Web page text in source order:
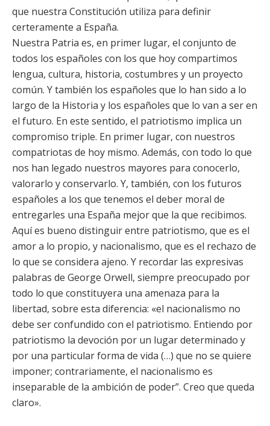
que nuestra Constitución utiliza para definir
certeramente a España.
Nuestra Patria es, en primer lugar, el conjunto de
todos los españoles con los que hoy compartimos
lengua, cultura, historia, costumbres y un proyecto
común. Y también los españoles que lo han sido a lo
largo de la Historia y los españoles que lo van a ser en
el futuro. En este sentido, el patriotismo implica un
compromiso triple. En primer lugar, con nuestros
compatriotas de hoy mismo. Además, con todo lo que
nos han legado nuestros mayores para conocerlo,
valorarlo y conservarlo. Y, también, con los futuros
españoles a los que tenemos el deber moral de
entregarles una España mejor que la que recibimos.
Aquí es bueno distinguir entre patriotismo, que es el
amor a lo propio, y nacionalismo, que es el rechazo de
lo que se considera ajeno. Y recordar las expresivas
palabras de George Orwell, siempre preocupado por
todo lo que constituyera una amenaza para la
libertad, sobre esta diferencia: «el nacionalismo no
debe ser confundido con el patriotismo. Entiendo por
patriotismo la devoción por un lugar determinado y
por una particular forma de vida (…) que no se quiere
imponer; contrariamente, el nacionalismo es
inseparable de la ambición de poder”. Creo que queda
claro».